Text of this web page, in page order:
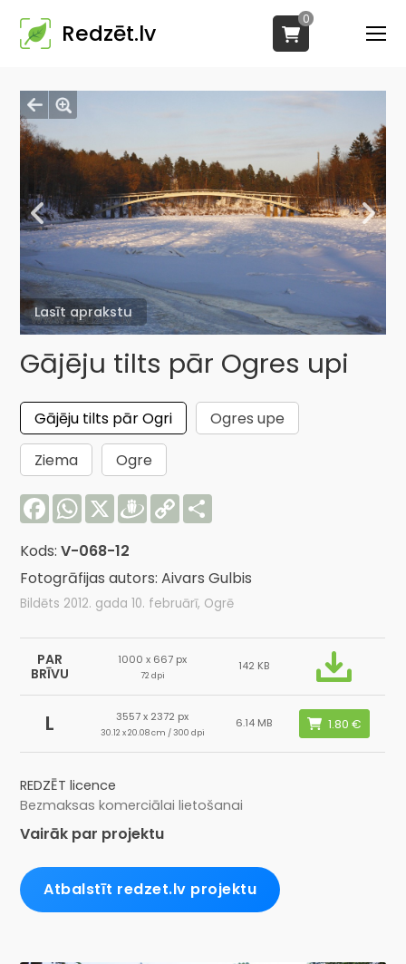
Redzēt.lv
0
Lasīt aprakstu
Gājēju tilts pār Ogres upi
Gājēju tilts pār Ogri
Ogres upe
Ziema
Ogre
FacebookWhatsApp
X Draugiem
Copy
Link
Kods:V-068-12
Fotogrāfijas autors: Aivars Gulbis
Bildēts 2012. gada 10. februārī, Ogrē
PAR
BRĪVU
1000 x 667 px
72 dpi
142 KB
L 3557 x 2372 px
30.12 x 20.08 cm / 300 dpi
6.14 MB
REDZĒT licence
Bezmaksas komerciālai lietošanai
Vairāk par projektu
Atbalstīt redzet.lv projektu